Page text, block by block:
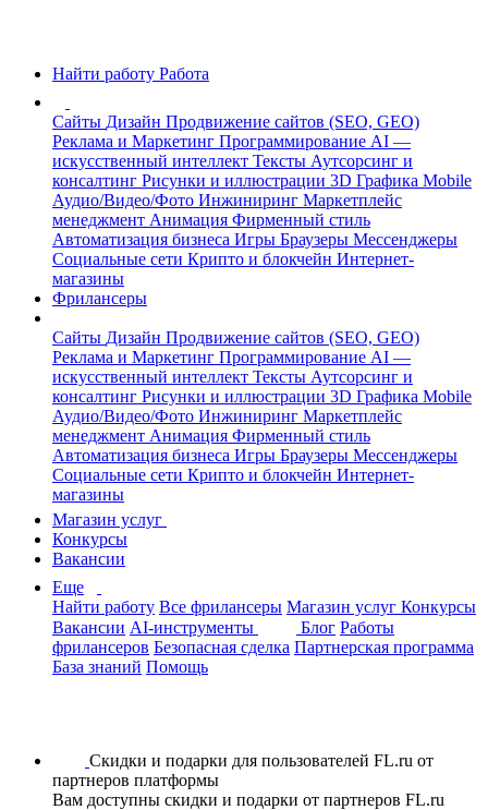
Найти работу Работа
Сайты Дизайн Продвижение сайтов (SEO, GEO)
Реклама и Маркетинг Программирование AI —
искусственный интеллект Тексты Аутсорсинг и
консалтинг Рисунки и иллюстрации 3D Графика Mobile
Аудио/Видео/Фото Инжиниринг Маркетплейс
менеджмент Анимация Фирменный стиль
Автоматизация бизнеса Игры Браузеры Мессенджеры
Социальные сети Крипто и блокчейн Интернет-
магазины
Фрилансеры
Сайты Дизайн Продвижение сайтов (SEO, GEO)
Реклама и Маркетинг Программирование AI —
искусственный интеллект Тексты Аутсорсинг и
консалтинг Рисунки и иллюстрации 3D Графика Mobile
Аудио/Видео/Фото Инжиниринг Маркетплейс
менеджмент Анимация Фирменный стиль
Автоматизация бизнеса Игры Браузеры Мессенджеры
Социальные сети Крипто и блокчейн Интернет-
магазины
Магазин услуг
Конкурсы
Вакансии
Еще
Найти работу Все фрилансеры Магазин услуг Конкурсы
Вакансии AI-инструменты Блог Работы
фрилансеров Безопасная сделка Партнерская программа
База знаний Помощь
Скидки и подарки для пользователей FL.ru от
партнеров платформы
Вам доступны скидки и подарки от партнеров FL.ru